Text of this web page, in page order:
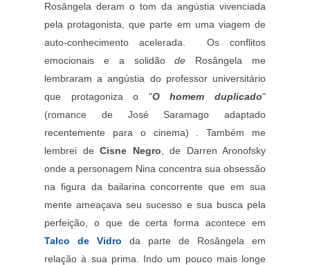
Rosângela deram o tom da angústia vivenciada
pela protagonista, que parte em uma viagem de
auto-conhecimento acelerada.
Os conflitos
emocionais e a solidãode Rosângela me
lembraram a angústia do professor universitário
que protagoniza o "O homem duplicado"
(romance de José Saramago adaptado
recentemente para o cinema) . Também me
lembrei de Cisne Negro , de Darren Aronofsky
onde a personagem Nina concentra sua obsessão
na figura da bailarina concorrente que em sua
mente ameaçava seu sucesso e sua busca pela
perfeição, o que de certa forma acontece em
Talco de Vidro da parte de Rosângela em
relação à sua prima. Indo um pouco mais longe